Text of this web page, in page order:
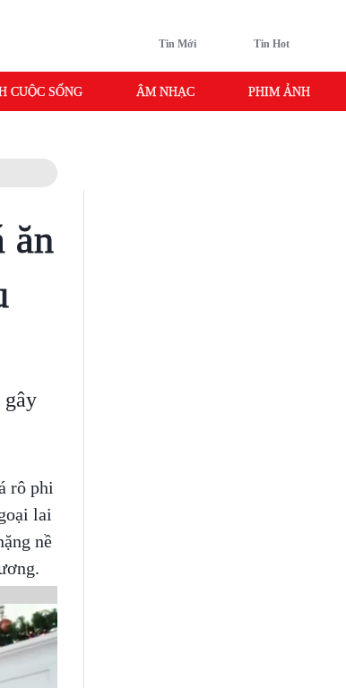
Tin Mới Tin Hot
CUỘC SỐNG ÂM NHẠC PHIM ẢNH
ăn
rô phi
lai
nề